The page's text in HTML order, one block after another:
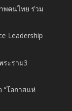
พคนไทย ร่วม
Leadership
ะราม3
“โอกาสแห่